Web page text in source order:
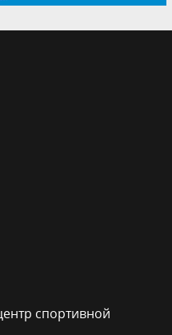
спортивной